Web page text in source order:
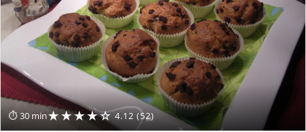
⏱ 30 min★★★★☆ 4.12 (52)